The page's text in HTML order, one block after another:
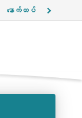
နောက်ထပ်